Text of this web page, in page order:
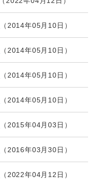
2014年05月10日
2014年05月10日
2014年05月10日
2014年05月10日
2015年04月03日
2016年03月30日
2022年04月12日